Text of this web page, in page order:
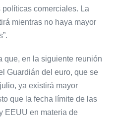
comerciales. La
mientras no haya mayor
que, en la siguiente reunión
Guardián del euro, que se
ya existirá mayor
que la fecha límite de las
EEUU en materia de